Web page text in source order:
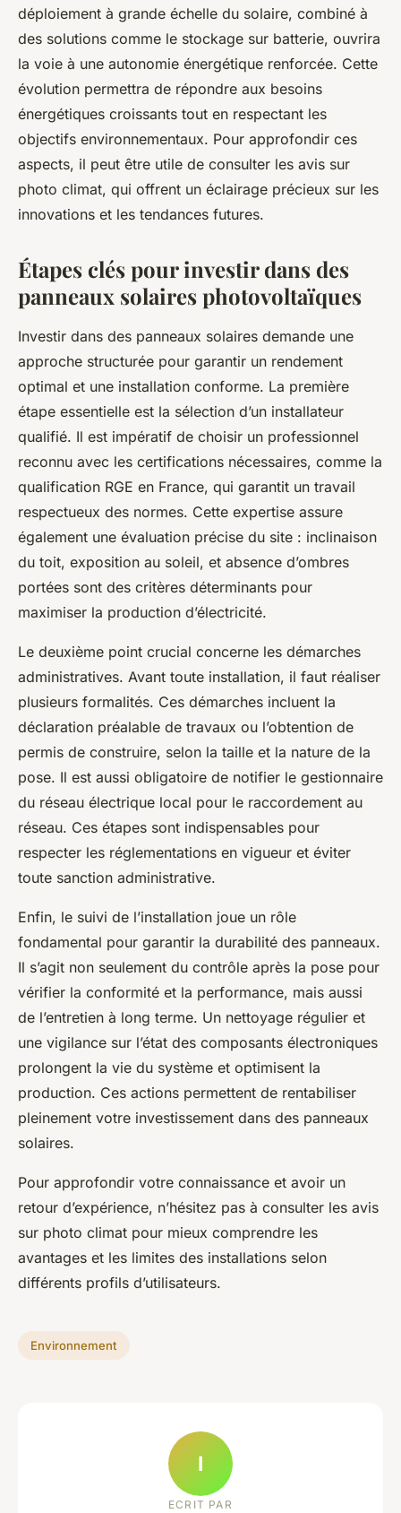
déploiement à grande échelle du solaire, combiné à
des solutions comme le stockage sur batterie, ouvrira
la voie à une autonomie énergétique renforcée. Cette
évolution permettra de répondre aux besoins
énergétiques croissants tout en respectant les
objectifs environnementaux. Pour approfondir ces
aspects, il peut être utile de consulter les avis sur
photo climat, qui offrent un éclairage précieux sur les
innovations et les tendances futures.
Étapes clés pour investir dans des
panneaux solaires photovoltaïques
Investir dans des panneaux solaires demande une
approche structurée pour garantir un rendement
optimal et une installation conforme. La première
étape essentielle est la sélection d’un installateur
qualifié. Il est impératif de choisir un professionnel
reconnu avec les certifications nécessaires, comme la
qualification RGE en France, qui garantit un travail
respectueux des normes. Cette expertise assure
également une évaluation précise du site : inclinaison
du toit, exposition au soleil, et absence d’ombres
portées sont des critères déterminants pour
maximiser la production d’électricité.
Le deuxième point crucial concerne les démarches
administratives. Avant toute installation, il faut réaliser
plusieurs formalités. Ces démarches incluent la
déclaration préalable de travaux ou l’obtention de
permis de construire, selon la taille et la nature de la
pose. Il est aussi obligatoire de notifier le gestionnaire
du réseau électrique local pour le raccordement au
réseau. Ces étapes sont indispensables pour
respecter les réglementations en vigueur et éviter
toute sanction administrative.
Enfin, le suivi de l’installation joue un rôle
fondamental pour garantir la durabilité des panneaux.
Il s’agit non seulement du contrôle après la pose pour
vérifier la conformité et la performance, mais aussi
de l’entretien à long terme. Un nettoyage régulier et
une vigilance sur l’état des composants électroniques
prolongent la vie du système et optimisent la
production. Ces actions permettent de rentabiliser
pleinement votre investissement dans des panneaux
solaires.
Pour approfondir votre connaissance et avoir un
retour d’expérience, n’hésitez pas à consulter les avis
sur photo climat pour mieux comprendre les
avantages et les limites des installations selon
différents profils d’utilisateurs.
Environnement
I
ECRIT PAR